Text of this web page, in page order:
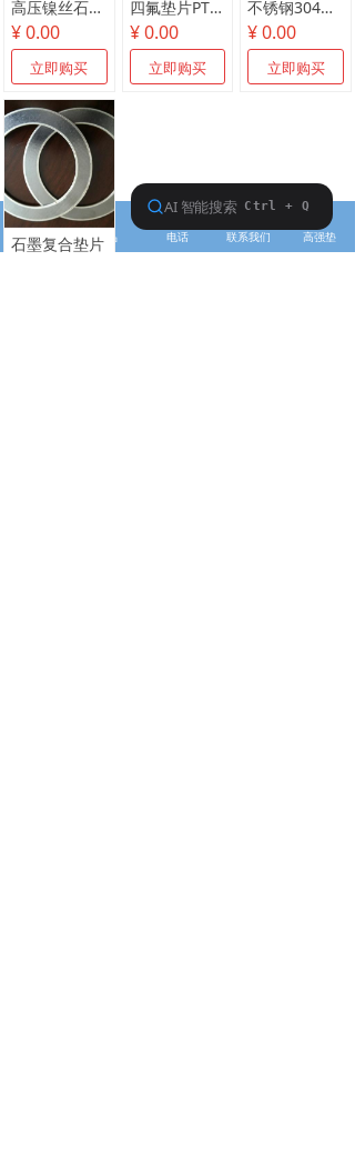
高压镍丝石墨盘根
¥ 0.00
立即购买
四氟垫片PTFE密封垫
¥ 0.00
立即购买
不锈钢304内外环金属缠绕垫片
¥ 0.00
立即购买
石墨复合垫片
낀
首页
뀵
产品
ꂅ
电话 联系我们 高强垫